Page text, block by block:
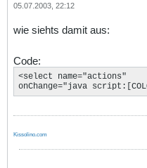
05.07.2003, 22:12
wie siehts damit aus:
Code:
<select name="actions"
onChange="java
Kissolino.com